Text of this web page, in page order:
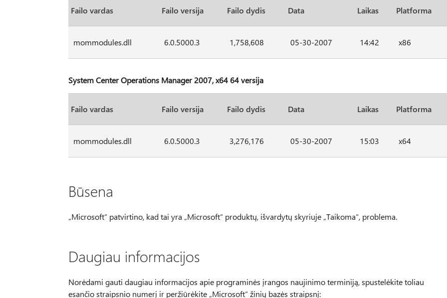
Failo vardas Failo versija Failo dydis Data Laikas Platforma
mommodules.dll 6.0.5000.3 1,758,608 05-30-2007 14:42 x86
System Center Operations Manager 2007, x64 64 versija
Failo vardas Failo versija Failo dydis Data Laikas Platforma
mommodules.dll 6.0.5000.3 3,276,176 05-30-2007 15:03 x64
Būsena
„Microsoft“ patvirtino, kad tai yra „Microsoft“ produktų, išvardytų skyriuje „Taikoma“, problema.
Daugiau informacijos
Norėdami gauti daugiau informacijos apie programinės įrangos naujinimo terminiją, spustelėkite toliau
esančio straipsnio numerį ir peržiūrėkite „Microsoft“ žinių bazės straipsnį: